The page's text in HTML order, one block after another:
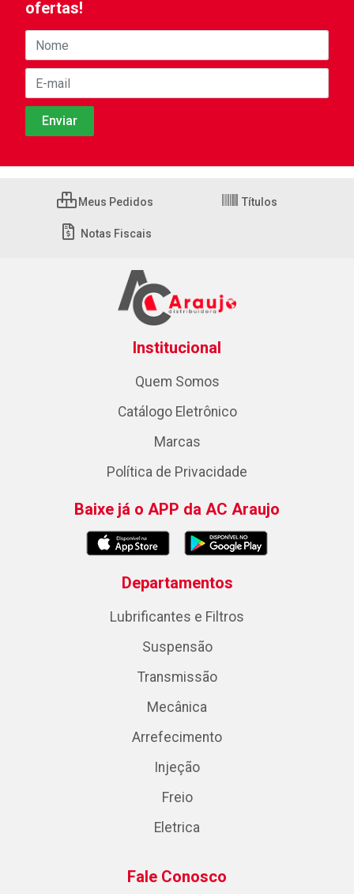
ofertas!
Meus Pedidos Títulos
Notas Fiscais
Institucional
Quem Somos
Catálogo Eletrônico
Marcas
Política de Privacidade
Baixe já o APP da AC Araujo
Departamentos
Lubrificantes e Filtros
Suspensão
Transmissão
Mecânica
Arrefecimento
Injeção
Freio
Eletrica
Fale Conosco